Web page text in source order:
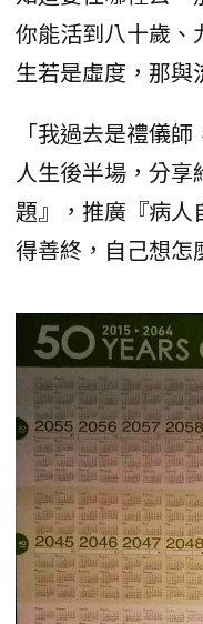
你能活到八十歲、
生若是虛度，那與
「我過去是禮儀
人生後半場，分享
題』，推廣『病人
得善終，自己想怎